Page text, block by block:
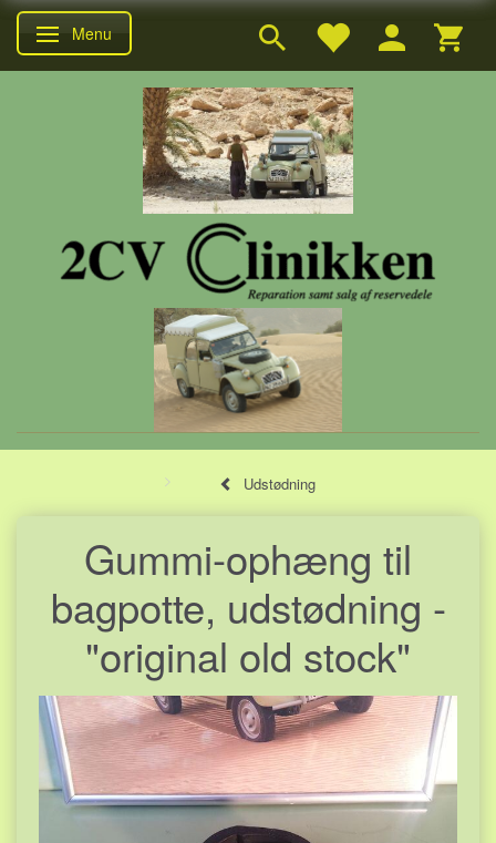
Skifte navigation
Menu
Udstødning
Gummi-ophæng til
bagpotte, udstødning -
"original old stock"